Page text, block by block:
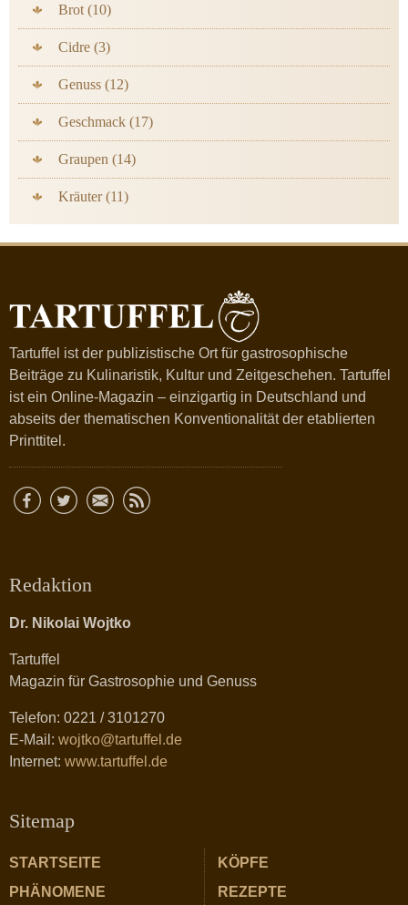
Brot (10)
Cidre (3)
Genuss (12)
Geschmack (17)
Graupen (14)
Kräuter (11)
Tartuffel ist der publizistische Ort für gastrosophische
Beiträge zu Kulinaristik, Kultur und Zeitgeschehen. Tartuffel
ist ein Online-Magazin – einzigartig in Deutschland und
abseits der thematischen Konventionalität der etablierten
Printtitel.
Redaktion
Dr. Nikolai Wojtko
Tartuffel
Magazin für Gastrosophie und Genuss
Telefon: 0221 / 3101270
E-Mail: wojtko@tartuffel.de
Internet: www.tartuffel.de
Sitemap
STARTSEITE
PHÄNOMENE
KÖPFE
REZEPTE